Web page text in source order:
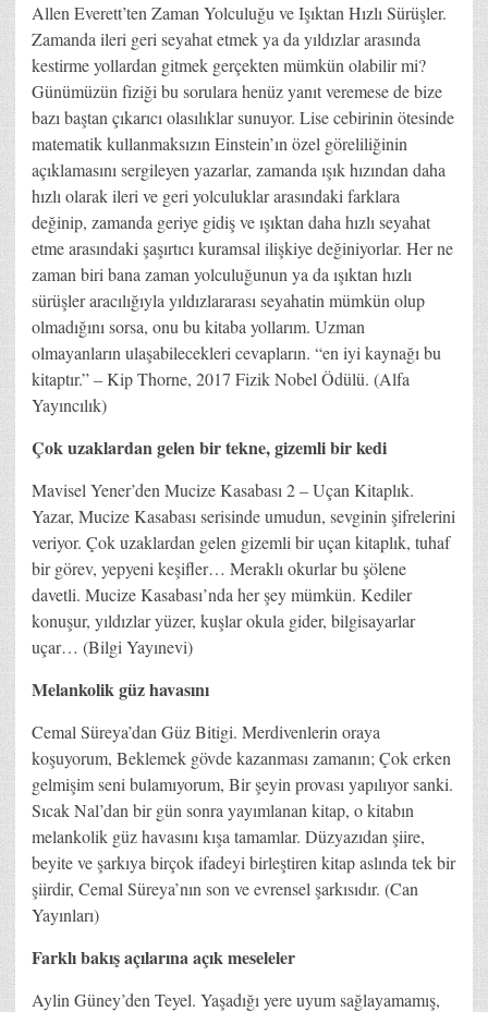
Allen Everett’ten Zaman Yolculuğu ve Işıktan Hızlı Sürüşler.
Zamanda ileri geri seyahat etmek ya da yıldızlar arasında
kestirme yollardan gitmek gerçekten mümkün olabilir mi?
Günümüzün fiziği bu sorulara henüz yanıt veremese de bize
bazı baştan çıkarıcı olasılıklar sunuyor. Lise cebirinin ötesinde
matematik kullanmaksızın Einstein’ın özel göreliliğinin
açıklamasını sergileyen yazarlar, zamanda ışık hızından daha
hızlı olarak ileri ve geri yolculuklar arasındaki farklara
değinip, zamanda geriye gidiş ve ışıktan daha hızlı seyahat
etme arasındaki şaşırtıcı kuramsal ilişkiye değiniyorlar. Her ne
zaman biri bana zaman yolculuğunun ya da ışıktan hızlı
sürüşler aracılığıyla yıldızlararası seyahatin mümkün olup
olmadığını sorsa, onu bu kitaba yollarım. Uzman
olmayanların ulaşabilecekleri cevapların. “en iyi kaynağı bu
kitaptır.” – Kip Thorne, 2017 Fizik Nobel Ödülü. (Alfa
Yayıncılık)
Çok uzaklardan gelen bir tekne, gizemli bir kedi
Mavisel Yener’den Mucize Kasabası 2 – Uçan Kitaplık.
Yazar, Mucize Kasabası serisinde umudun, sevginin şifrelerini
veriyor. Çok uzaklardan gelen gizemli bir uçan kitaplık, tuhaf
bir görev, yepyeni keşifler… Meraklı okurlar bu şölene
davetli. Mucize Kasabası’nda her şey mümkün. Kediler
konuşur, yıldızlar yüzer, kuşlar okula gider, bilgisayarlar
uçar… (Bilgi Yayınevi)
Melankolik güz havasını
Cemal Süreya’dan Güz Bitigi. Merdivenlerin oraya
koşuyorum, Beklemek gövde kazanması zamanın; Çok erken
gelmişim seni bulamıyorum, Bir şeyin provası yapılıyor sanki.
Sıcak Nal’dan bir gün sonra yayımlanan kitap, o kitabın
melankolik güz havasını kışa tamamlar. Düzyazıdan şiire,
beyite ve şarkıya birçok ifadeyi birleştiren kitap aslında tek bir
şiirdir, Cemal Süreya’nın son ve evrensel şarkısıdır. (Can
Yayınları)
Farklı bakış açılarına açık meseleler
Aylin Güney’den Teyel. Yaşadığı yere uyum sağlayamamış,